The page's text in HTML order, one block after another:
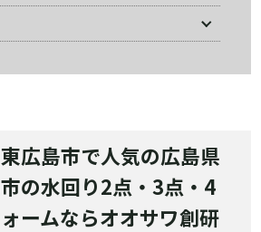
広島市で人気の広島県
の水回り2点・3点・4
ームならオオサワ創研